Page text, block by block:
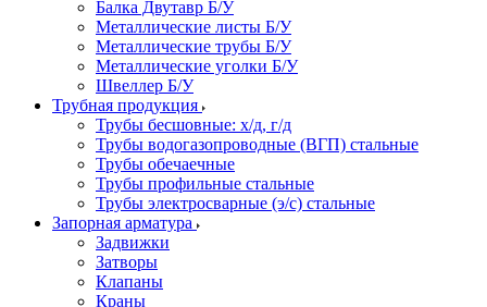
Балка Двутавр Б/У
Металлические листы Б/У
Металлические трубы Б/У
Металлические уголки Б/У
Швеллер Б/У
Трубная продукция
Трубы бесшовные: х/д, г/д
Трубы водогазопроводные (ВГП) стальные
Трубы обечаечные
Трубы профильные стальные
Трубы электросварные (э/с) стальные
Запорная арматура
Задвижки
Затворы
Клапаны
Краны